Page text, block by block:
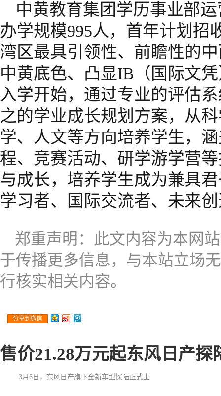
中黄教育集团学历事业部
办学规模995人，首年计划招
湾区最具引领性、前瞻性的
中黄底色、凸显IB（国际文
入学开始，通过专业的评估
之的学业成长规划方案，从
学、人文等方向培养学生，
程、竞赛活动、研学游学营
与成长，培养学生成为兼具
学习者、国际交流者、未来
郑重声明：此文内容为本网
于传播更多信息，与本站立场
行核实相关内容。
分享到微信
售价21.28万元起东风日产探
3月6日，东风日产旗下全新车型探陆正式上